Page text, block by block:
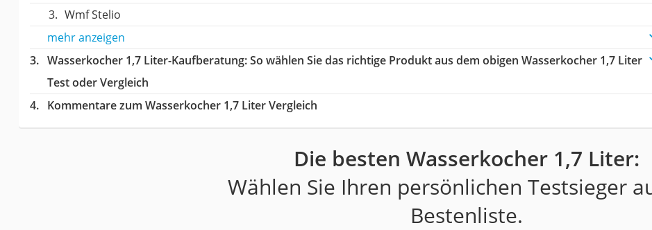
Wmf Stelio
mehr anzeigen
Wasserkocher 1,7 Liter-Kaufberatung: So wählen Sie das richtige Produkt aus dem obigen Wasserkocher 1,7 Liter
Test oder Vergleich
Kommentare zum Wasserkocher 1,7 Liter Vergleich
Die besten Wasserkocher 1,7 Liter:
Wählen Sie Ihren persönlichen Testsieger
Bestenliste.